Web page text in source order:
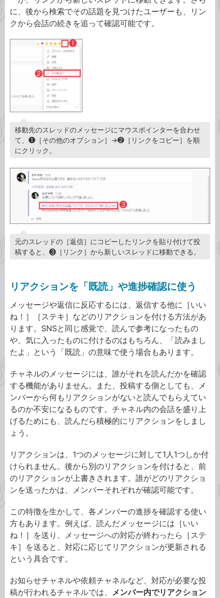
に、後から検索でその話題を見つけたユーザーも、リン
クから会話の続きを追って確認可能です。
移動先のスレッドのメッセージにマウスポインターを合わせ
て、❶［その他のオプション］→❷［リンクをコピー］を順
にクリック。
元のスレッドの［返信］にコピーしたリンクを貼り付けて投
稿すると、❸［リンク］から新しいスレッドに移動できる。
リアクションを「既読」や進捗確認に使う
メッセージや返信に反応するには、返信する他に［いい
ね！］［ステキ］などのリアクションを付ける方法があ
ります。SNSと同じ感覚で、読んで参考になったもの
や、気に入ったものに付けるのはもちろん、「読みまし
たよ」という「既読」の意味で使う場合もあります。
チャネルのメッセージには、誰がそれを読んだかを確認
する機能がありません。また、投稿する側としても、メ
ンバーから何もリアクションがないと読んでもらえてい
るのか不安になるものです。チャネル内の会話を盛り上
げるためにも、読んだら積極的にリアクションをしまし
ょう。
リアクションは、1つのメッセージに対して1人1つしか付
けられません。後から別のリアクションを付けると、前
のリアクションが上書きされます。誰がどのリアクショ
ンを送ったかは、メンバーそれぞれが確認可能です。
この特徴を生かして、各メンバーの進捗を確認する使い
方もあります。例えば、読んだメッセージには［いい
ね！］を送り、メッセージへの対応が終わったら［ステ
キ］を送ると、対応に応じてリアクションが更新される
という具合です。
お知らせチャネルや依頼チャネルなど、対応が必要な投
稿が行われるチャネルでは、 メンバー内でリアクション